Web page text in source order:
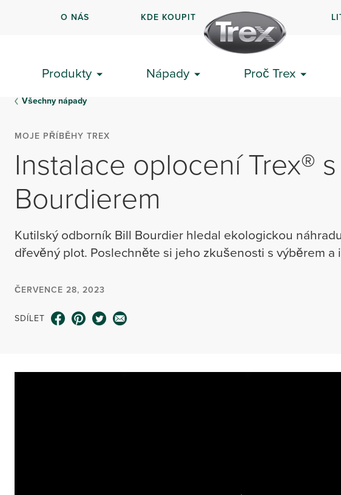
O NÁS KDE KOUPIT
Produkty Nápady Proč Trex
Všechny nápady
MOJE PŘÍBĚHY TREX
Instalace oplocení Trex®
Bourdierem
Kutilský odborník Bill Bourdier hledal ekologickou
dřevěný plot. Poslechněte si jeho zkušenosti s výběrem a
ČERVENCE 28, 2023
SDÍLET